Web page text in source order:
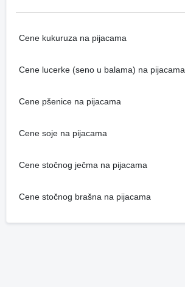
Cene kukuruza na pijacama
Cene lucerke (seno u balama) na pijacama
Cene pšenice na pijacama
Cene soje na pijacama
Cene stočnog ječma na pijacama
Cene stočnog brašna na pijacama